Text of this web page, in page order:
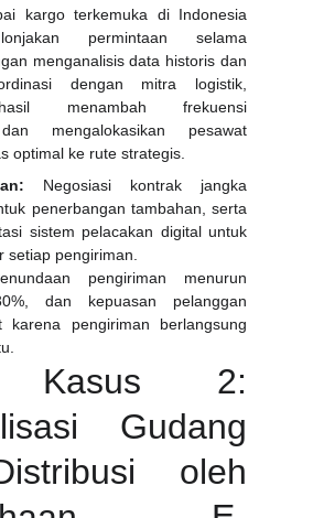
kargo terkemuka di Indonesia
permintaan selama
menganalisis data historis dan
dengan mitra logistik,
menambah frekuensi
mengalokasikan pesawat
optimal ke rute strategis.
Negosiasi kontrak jangka
penerbangan tambahan, serta
sistem pelacakan digital untuk
setiap pengiriman.
pengiriman menurun
dan kepuasan pelanggan
karena pengiriman berlangsung
Kasus 2:
Gudang
oleh